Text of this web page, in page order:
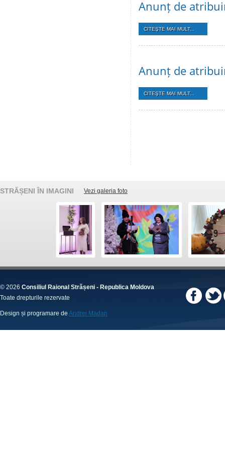
Anunț de
CITEŞTE MAI MULT...
Anunț de
CITEŞTE MAI MULT...
STRĂȘENI ÎN IMAGINI Vezi galeria foto
© 2026 Consiliul Raional Strășeni - Republica Moldova
Toate drepturile rezervate
Design și programare de Andrei Madan